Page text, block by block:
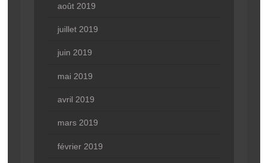
août 2019
juillet 2019
juin 2019
mai 2019
avril 2019
mars 2019
février 2019